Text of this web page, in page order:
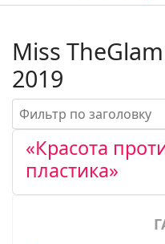
Miss
2019
Фильтр по заголовку
«Красота
пластика»